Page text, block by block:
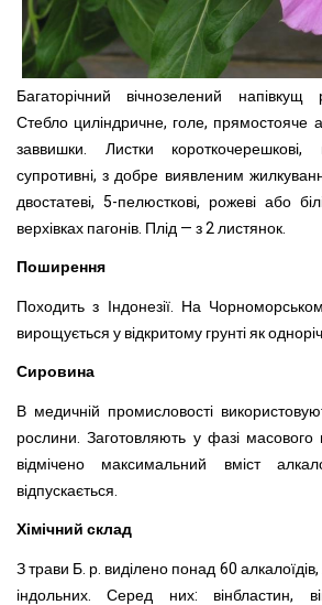
Багаторічний вічнозелений напівкущ
Стебло циліндричне, голе,
заввишки. Листки короткочерешкові,
супротивні, з добре виявленим
двостатеві, 5-пелюсткові, рожеві або
верхівках пагонів. Плід — з 2 листянок.
Поширення
Походить з Індонезії. На
вирощується у відкритому грунті як
Сировина
В медичній промисловості
рослини. Заготовляють у фазі масового
відмічено максимальний вміст
відпускається.
Хімічний склад
З трави Б. р. виділено понад 60
індольних. Серед них: вінбластин,